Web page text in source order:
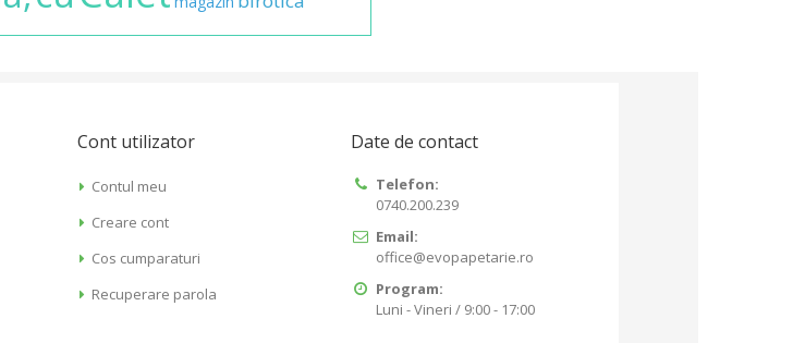
Cont utilizator
Contul meu
Creare cont
Cos cumparaturi
Recuperare parola
Date de contact
Telefon:
0740.200.239
Email:
office@evopapetarie.ro
Program:
Luni - Vineri / 9:00 - 17:00